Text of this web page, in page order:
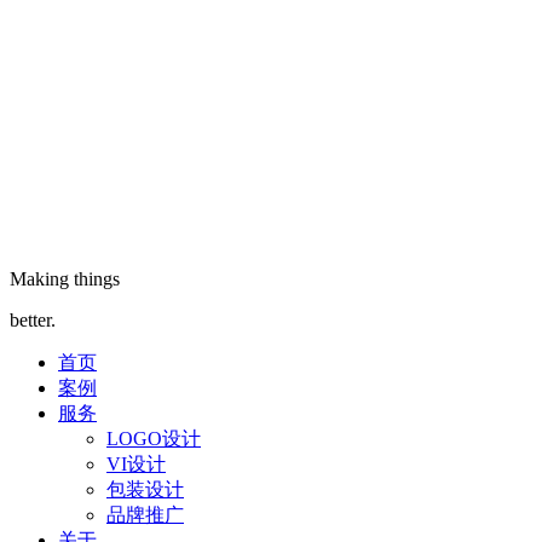
Making things
better.
首页
案例
服务
LOGO设计
VI设计
包装设计
品牌推广